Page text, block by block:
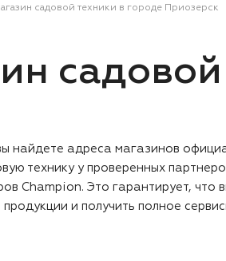
садовой техники в городе Приозерск
найдете адреса магазинов
технику у проверенных
Champion. Это гарантирует, что
продукции и получить полное